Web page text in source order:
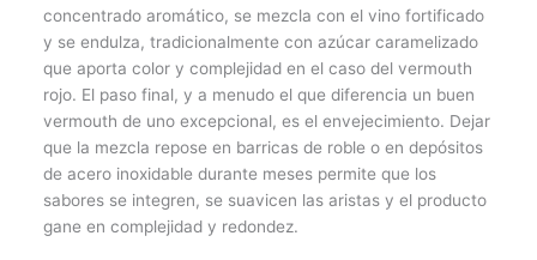
concentrado aromático, se mezcla con el vino fortificado
y se endulza, tradicionalmente con azúcar caramelizado
que aporta color y complejidad en el caso del vermouth
rojo. El paso final, y a menudo el que diferencia un buen
vermouth de uno excepcional, es el envejecimiento. Dejar
que la mezcla repose en barricas de roble o en depósitos
de acero inoxidable durante meses permite que los
sabores se integren, se suavicen las aristas y el producto
gane en complejidad y redondez.